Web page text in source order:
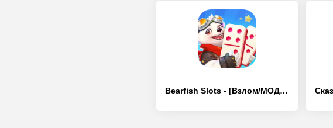
Bearfish Slots - [Взлом/МОД Все открыто]